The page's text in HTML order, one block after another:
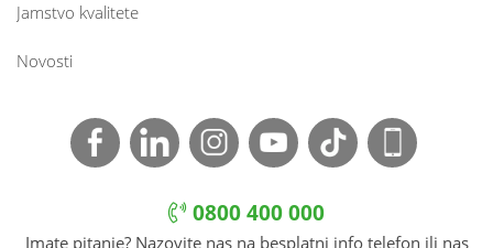
Jamstvo kvalitete
Novosti
0800 400 000
Imate pitanje? Nazovite nas na besplatni info telefon ili nas